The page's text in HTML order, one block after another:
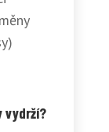
vydrží?